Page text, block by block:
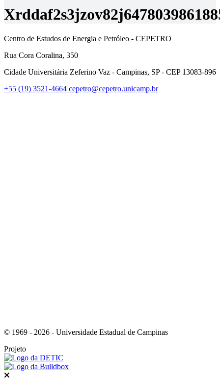
Centro de Estudos de Energia e Petróleo - CEPETRO
Rua Cora Coralina, 350
Cidade Universitária Zeferino Vaz - Campinas, SP - CEP 13083-896
+55 (19) 3521-4664 cepetro@cepetro.unicamp.br
© 1969 - 2026 - Universidade Estadual de Campinas
Projeto